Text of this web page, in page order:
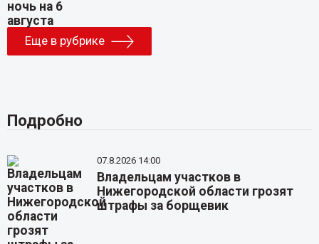
Еще в рубрике
Подробно
07.8.2026 14:00
Владельцам участков в
Нижегородской области грозят
штрафы за борщевик